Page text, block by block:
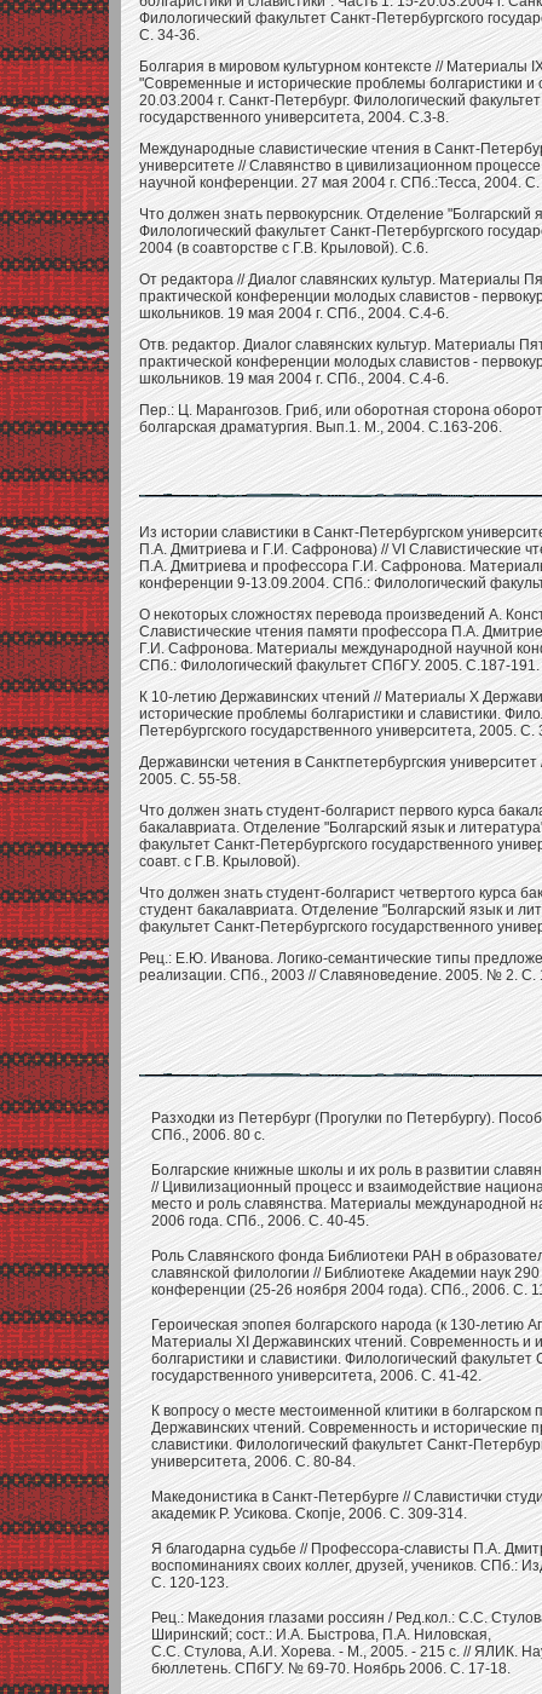
Филологический факультет Санкт-Петербургского
С. 34-36.
Болгария в мировом культурном контексте // Материалы
"Современные и исторические проблемы болгаристики и
20.03.2004 г. Санкт-Петербург. Филологический
государственного университета, 2004. С.3-8.
Международные славистические чтения в Санкт-
университете // Славянство в цивилизационном
научной конференции. 27 мая 2004 г. СПб.:Тесса, 2004.
Что должен знать первокурсник. Отделение "Болгарский
Филологический факультет Санкт-Петербургского
2004 (в соавторстве с Г.В. Крыловой). С.6.
От редактора // Диалог славянских культур. Материалы
практической конференции молодых славистов -
школьников. 19 мая 2004 г. СПб., 2004. С.4-6.
Отв. редактор. Диалог славянских культур. Материалы
практической конференции молодых славистов -
школьников. 19 мая 2004 г. СПб., 2004. С.4-6.
Пер.: Ц. Марангозов. Гриб, или оборотная сторона
болгарская драматургия. Вып.1. М., 2004. С.163-206.
Из истории славистики в Санкт-Петербургском
П.А. Дмитриева и Г.И. Сафронова) // VI Славистические
П.А. Дмитриева и профессора Г.И. Сафронова.
конференции 9-13.09.2004. СПб.: Филологический
О некоторых сложностях перевода произведений А.
Славистические чтения памяти профессора П.А.
Г.И. Сафронова. Материалы международной научной
СПб.: Филологический факультет СПбГУ. 2005. С.187-191.
К 10-летию Державинских чтений // Материалы X
исторические проблемы болгаристики и славистики.
Петербургского государственного университета, 2005. С.
Державински четения в Санктпетербургския
2005. С. 55-58.
Что должен знать студент-болгарист первого курса
бакалавриата. Отделение "Болгарский язык и
факультет Санкт-Петербургского государственного
соавт. с Г.В. Крыловой).
Что должен знать студент-болгарист четвертого курса
студент бакалавриата. Отделение "Болгарский язык и
факультет Санкт-Петербургского государственного
Рец.: Е.Ю. Иванова. Логико-семантические типы
реализации. СПб., 2003 // Славяноведение. 2005. № 2. С.
Разходки из Петербург (Прогулки по Петербургу).
СПб., 2006. 80 с.
Болгарские книжные школы и их роль в развитии
// Цивилизационный процесс и взаимодействие
место и роль славянства. Материалы международной
2006 года. СПб., 2006. С. 40-45.
Роль Славянского фонда Библиотеки РАН в
славянской филологии // Библиотеке Академии наук
конференции (25-26 ноября 2004 года). СПб., 2006. С.
Героическая эпопея болгарского народа (к 130-летию
Материалы XI Державинских чтений. Современность и
болгаристики и славистики. Филологический факультет
государственного университета, 2006. С. 41-42.
К вопросу о месте местоименной клитики в
Державинских чтений. Современность и исторические
славистики. Филологический факультет Санкт-
университета, 2006. С. 80-84.
Македонистика в Санкт-Петербурге // Славистички
академик Р. Усикова. Скопjе, 2006. С. 309-314.
Я благодарна судьбе // Профессора-слависты П.А.
воспоминаниях своих коллег, друзей, учеников. СПб.:
С. 120-123.
Рец.: Македония глазами россиян / Ред.кол.: С.С.
Ширинский; сост.: И.А. Быстрова, П.А. Ниловская,
С.С. Стулова, А.И. Хорева. - М., 2005. - 215 с. // ЯЛИК.
бюллетень. СПбГУ. № 69-70. Ноябрь 2006. С. 17-18.